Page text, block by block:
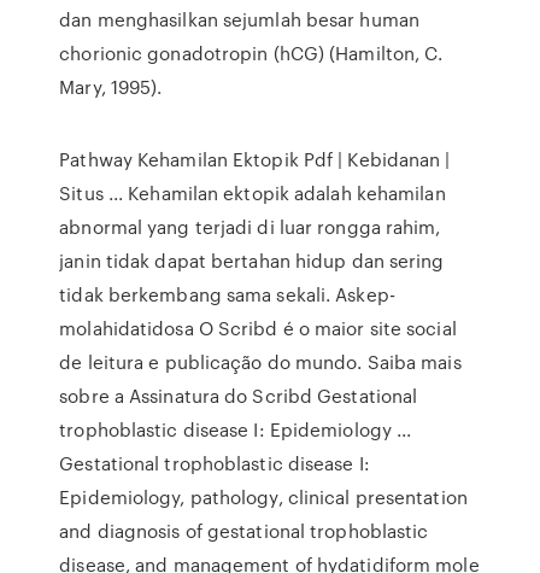
dan menghasilkan sejumlah besar human
chorionic gonadotropin (hCG) (Hamilton, C.
Mary, 1995).
Pathway Kehamilan Ektopik Pdf | Kebidanan |
Situs ... Kehamilan ektopik adalah kehamilan
abnormal yang terjadi di luar rongga rahim,
janin tidak dapat bertahan hidup dan sering
tidak berkembang sama sekali. Askep-
molahidatidosa O Scribd é o maior site social
de leitura e publicação do mundo. Saiba mais
sobre a Assinatura do Scribd Gestational
trophoblastic disease I: Epidemiology ...
Gestational trophoblastic disease I:
Epidemiology, pathology, clinical presentation
and diagnosis of gestational trophoblastic
disease, and management of hydatidiform mole